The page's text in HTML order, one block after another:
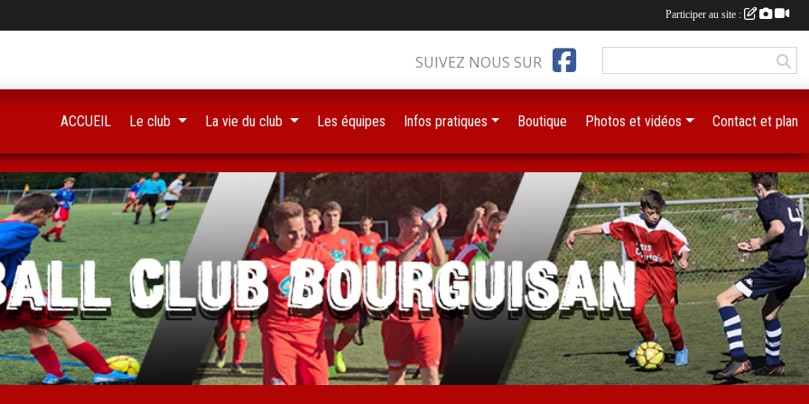
SUIVEZ NOUS SUR
ACCUEIL Le club La vie du club Les équipes Infos pratiques Boutique Photos et vidéos Contact et plan
Participer au site :